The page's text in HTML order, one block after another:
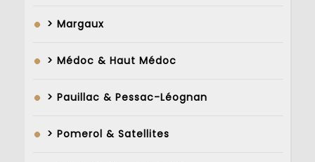
> Margaux
> Médoc & Haut Médoc
> Pauillac & Pessac-Léognan
> Pomerol & Satellites